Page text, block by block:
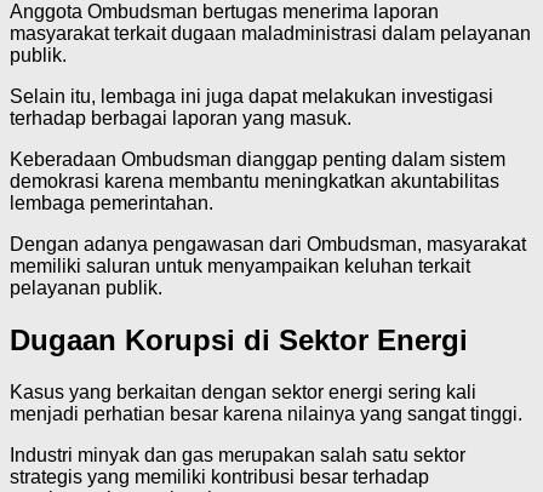
Anggota Ombudsman bertugas menerima laporan
masyarakat terkait dugaan maladministrasi dalam pelayanan
publik.
Selain itu, lembaga ini juga dapat melakukan investigasi
terhadap berbagai laporan yang masuk.
Keberadaan Ombudsman dianggap penting dalam sistem
demokrasi karena membantu meningkatkan akuntabilitas
lembaga pemerintahan.
Dengan adanya pengawasan dari Ombudsman, masyarakat
memiliki saluran untuk menyampaikan keluhan terkait
pelayanan publik.
Dugaan Korupsi di Sektor Energi
Kasus yang berkaitan dengan sektor energi sering kali
menjadi perhatian besar karena nilainya yang sangat tinggi.
Industri minyak dan gas merupakan salah satu sektor
strategis yang memiliki kontribusi besar terhadap